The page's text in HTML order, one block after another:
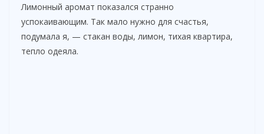
Лимонный аромат показался странно
успокаивающим. Так мало нужно для счастья,
подумала я, — стакан воды, лимон, тихая квартира,
тепло одеяла.